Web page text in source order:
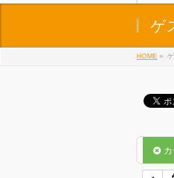
ゲ
HOME »
03:00
04:00
05:00
06:00